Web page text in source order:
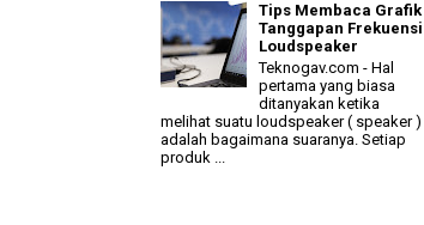
Tips Membaca Grafik
Tanggapan Frekuensi
Loudspeaker
Teknogav.com - Hal
pertama yang biasa
ditanyakan ketika
melihat suatu loudspeaker ( speaker )
adalah bagaimana suaranya. Setiap
produk ...